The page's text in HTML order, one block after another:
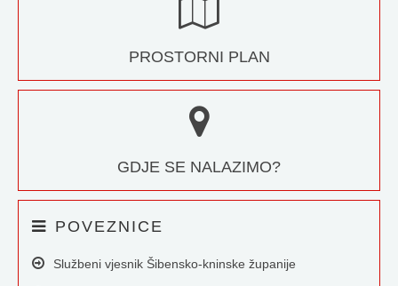
PROSTORNI PLAN
GDJE SE NALAZIMO?
POVEZNICE
Službeni vjesnik Šibensko-kninske županije